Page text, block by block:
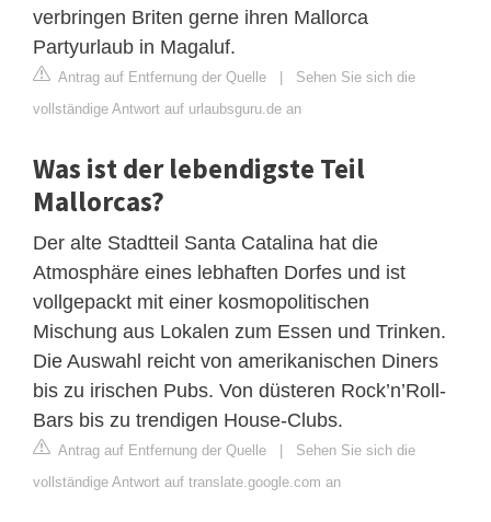
verbringen Briten gerne ihren Mallorca
Partyurlaub in Magaluf.
Antrag auf Entfernung der Quelle | Sehen Sie sich die
vollständige Antwort auf urlaubsguru.de an
Was ist der lebendigste Teil
Mallorcas?
Der alte Stadtteil Santa Catalina hat die
Atmosphäre eines lebhaften Dorfes und ist
vollgepackt mit einer kosmopolitischen
Mischung aus Lokalen zum Essen und Trinken.
Die Auswahl reicht von amerikanischen Diners
bis zu irischen Pubs. Von düsteren Rock’n’Roll-
Bars bis zu trendigen House-Clubs.
Antrag auf Entfernung der Quelle | Sehen Sie sich die
vollständige Antwort auf translate.google.com an